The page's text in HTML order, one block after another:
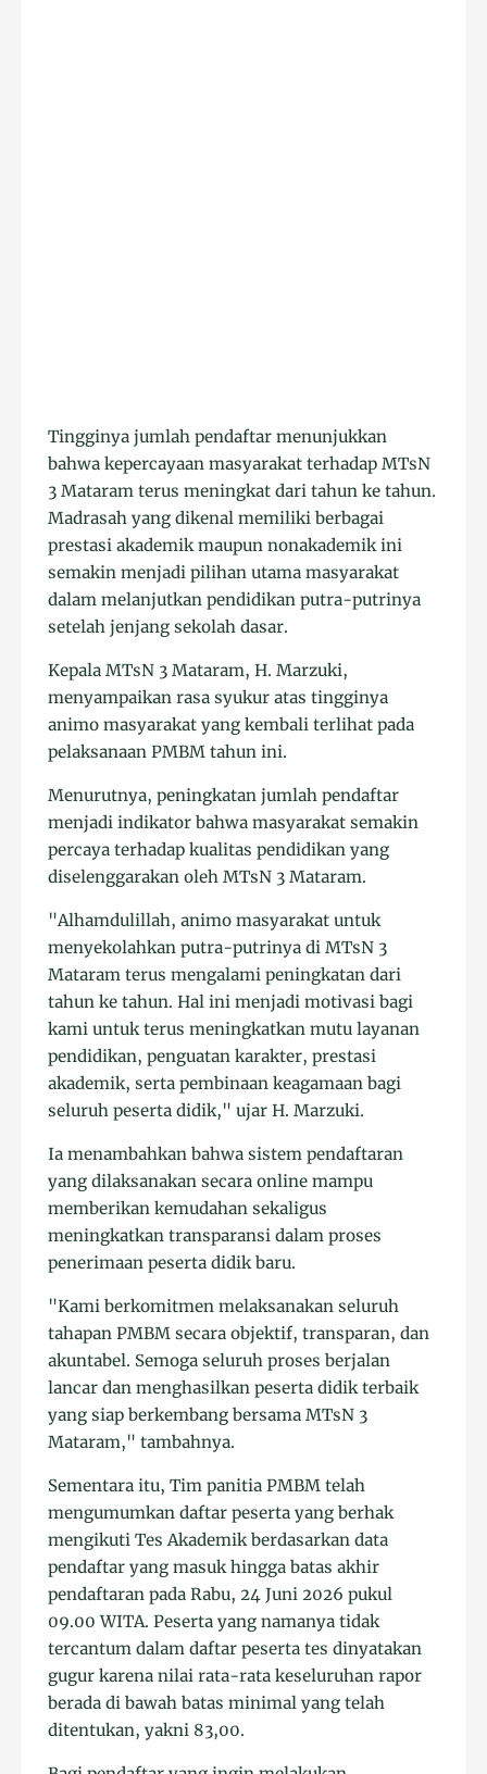
Tingginya jumlah pendaftar menunjukkan
bahwa kepercayaan masyarakat terhadap MTsN
3 Mataram terus meningkat dari tahun ke tahun.
Madrasah yang dikenal memiliki berbagai
prestasi akademik maupun nonakademik ini
semakin menjadi pilihan utama masyarakat
dalam melanjutkan pendidikan putra-putrinya
setelah jenjang sekolah dasar.
Kepala MTsN 3 Mataram, H. Marzuki,
menyampaikan rasa syukur atas tingginya
animo masyarakat yang kembali terlihat pada
pelaksanaan PMBM tahun ini.
Menurutnya, peningkatan jumlah pendaftar
menjadi indikator bahwa masyarakat semakin
percaya terhadap kualitas pendidikan yang
diselenggarakan oleh MTsN 3 Mataram.
"Alhamdulillah, animo masyarakat untuk
menyekolahkan putra-putrinya di MTsN 3
Mataram terus mengalami peningkatan dari
tahun ke tahun. Hal ini menjadi motivasi bagi
kami untuk terus meningkatkan mutu layanan
pendidikan, penguatan karakter, prestasi
akademik, serta pembinaan keagamaan bagi
seluruh peserta didik," ujar H. Marzuki.
Ia menambahkan bahwa sistem pendaftaran
yang dilaksanakan secara online mampu
memberikan kemudahan sekaligus
meningkatkan transparansi dalam proses
penerimaan peserta didik baru.
"Kami berkomitmen melaksanakan seluruh
tahapan PMBM secara objektif, transparan, dan
akuntabel. Semoga seluruh proses berjalan
lancar dan menghasilkan peserta didik terbaik
yang siap berkembang bersama MTsN 3
Mataram," tambahnya.
Sementara itu, Tim panitia PMBM telah
mengumumkan daftar peserta yang berhak
mengikuti Tes Akademik berdasarkan data
pendaftar yang masuk hingga batas akhir
pendaftaran pada Rabu, 24 Juni 2026 pukul
09.00 WITA. Peserta yang namanya tidak
tercantum dalam daftar peserta tes dinyatakan
gugur karena nilai rata-rata keseluruhan rapor
berada di bawah batas minimal yang telah
ditentukan, yakni 83,00.